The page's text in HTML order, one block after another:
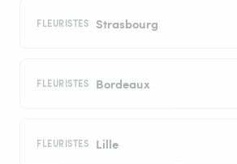
FLEURISTES Strasbourg
FLEURISTES Bordeaux
FLEURISTES Lille